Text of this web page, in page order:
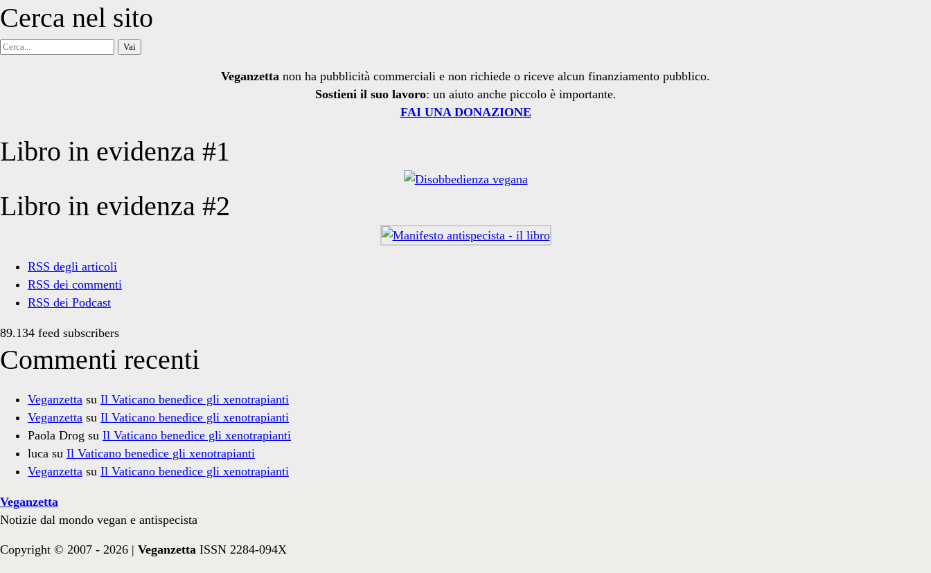
Cerca nel sito
Cerca
Veganzetta non ha pubblicità commerciali e non richiede o riceve alcun finanziamento pubblico.
Sostieni il suo lavoro: un aiuto anche piccolo è importante.
FAI UNA DONAZIONE
Libro in evidenza #1
Libro in evidenza #2
RSS degli articoli
RSS dei commenti
RSS dei Podcast
89.134 feed subscribers
Commenti recenti
Veganzetta su Il Vaticano benedice gli xenotrapianti
Veganzetta su Il Vaticano benedice gli xenotrapianti
Paola Drog su Il Vaticano benedice gli xenotrapianti
luca su Il Vaticano benedice gli xenotrapianti
Veganzetta su Il Vaticano benedice gli xenotrapianti
Veganzetta
Notizie dal mondo vegan e antispecista
Copyright © 2007 - 2026 | Veganzetta ISSN 2284-094X